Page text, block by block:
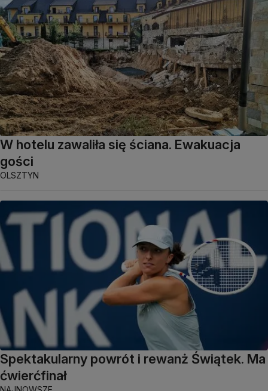
W hotelu zawaliła się ściana. Ewakuacja
gości
OLSZTYN
Spektakularny powrót i rewanż Świątek. Ma
ćwierćfinał